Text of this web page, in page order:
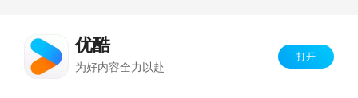
优酷
为好内容全力以赴
打开